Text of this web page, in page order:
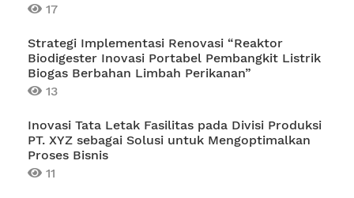
17
Strategi Implementasi Renovasi “Reaktor
Biodigester Inovasi Portabel Pembangkit Listrik
Biogas Berbahan Limbah Perikanan”
13
Inovasi Tata Letak Fasilitas pada Divisi Produksi
PT. XYZ sebagai Solusi untuk Mengoptimalkan
Proses Bisnis
11